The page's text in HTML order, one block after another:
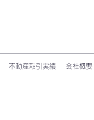
不動産取引実績 会社概要